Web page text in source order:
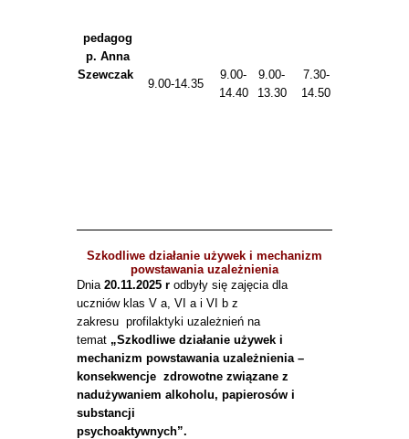
pedagog
p. Anna
Szewczak
9.00-14.35
9.00-
14.40
9.00-
13.30
7.30-
14.50
Szkodliwe działanie używek i mechanizm
powstawania uzależnienia
Dnia 20.11.2025 r odbyły się zajęcia dla
uczniów klas V a, VI a i VI b z
zakresu profilaktyki uzależnień na
temat „Szkodliwe działanie używek i
mechanizm powstawania uzależnienia –
konsekwencje zdrowotne związane z
nadużywaniem alkoholu, papierosów i
substancji
psychoaktywnych”.